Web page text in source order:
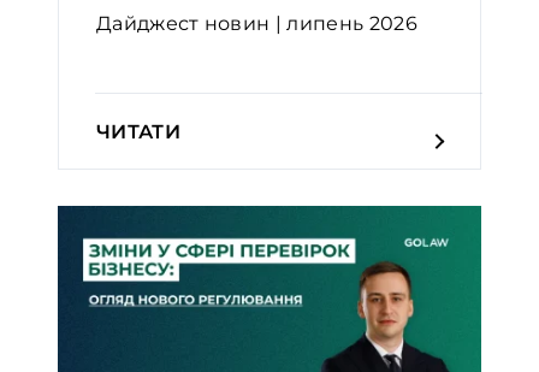
Дайджест новин | липень 2026
ЧИТАТИ